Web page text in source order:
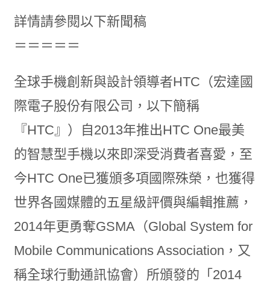
詳情請參閱以下新聞稿
＝＝＝＝＝
全球手機創新與設計領導者HTC（宏達國
際電子股份有限公司，以下簡稱
『HTC』）自2013年推出HTC One最美
的智慧型手機以來即深受消費者喜愛，至
今HTC One已獲頒多項國際殊榮，也獲得
世界各國媒體的五星級評價與編輯推薦，
2014年更勇奪GSMA（Global System for
Mobile Communications Association，又
稱全球行動通訊協會）所頒發的「2014